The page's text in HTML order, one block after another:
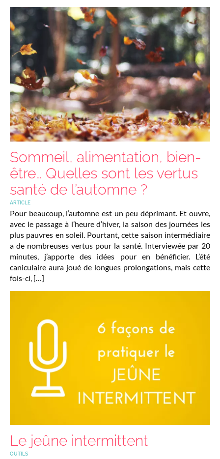
Sommeil, alimentation, bien-
être… Quelles sont les vertus
santé de l’automne ?
ARTICLE
Pour beaucoup, l’automne est un peu déprimant. Et ouvre,
avec le passage à l’heure d’hiver, la saison des journées les
plus pauvres en soleil. Pourtant, cette saison intermédiaire
a de nombreuses vertus pour la santé. Interviewée par 20
minutes, j’apporte des idées pour en bénéficier. L’été
caniculaire aura joué de longues prolongations, mais cette
fois-ci, […]
Le jeûne intermittent
OUTILS